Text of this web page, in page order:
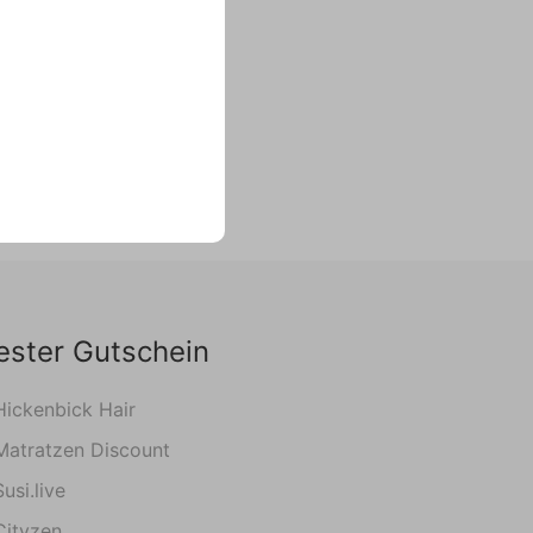
Gutschein
Hair
Discount